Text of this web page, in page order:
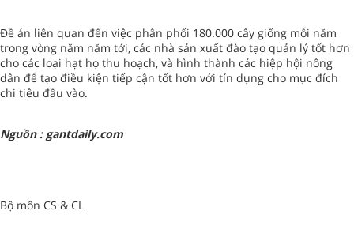
Đề án liên quan đến việc phân phối 180.000 cây giống mỗi năm
trong vòng năm năm tới, các nhà sản xuất đào tạo quản lý tốt hơn
cho các loại hạt họ thu hoạch, và hình thành các hiệp hội nông
dân để tạo điều kiện tiếp cận tốt hơn với tín dụng cho mục đích
chi tiêu đầu vào.
Nguồn : gantdaily.com
Bộ môn CS & CL